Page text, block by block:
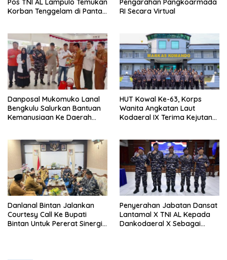
Pos TNI AL Lampulo Temukan
Korban Tenggelam di Pantai
Pengarahan Pangkoarmada
RI Secara Virtual
Danposal Mukomuko Lanal
Bengkulu Salurkan Bantuan
Kemanusiaan Ke Daerah
HUT Kowal Ke-63, Korps
Wanita Angkatan Laut
Kodaeral IX Terima Kejutan
Danlanal Bintan Jalankan
Courtesy Call Ke Bupati
Bintan Untuk Pererat Sinergi
Penyerahan Jabatan Dansat
Lantamal X TNI AL Kepada
Dankodaeral X Sebagai